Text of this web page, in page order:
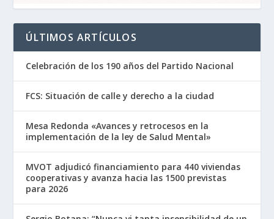
ÚLTIMOS ARTÍCULOS
Celebración de los 190 años del Partido Nacional
FCS: Situación de calle y derecho a la ciudad
Mesa Redonda «Avances y retrocesos en la
implementación de la ley de Salud Mental»
MVOT adjudicó financiamiento para 440 viviendas
cooperativas y avanza hacia las 1500 previstas
para 2026